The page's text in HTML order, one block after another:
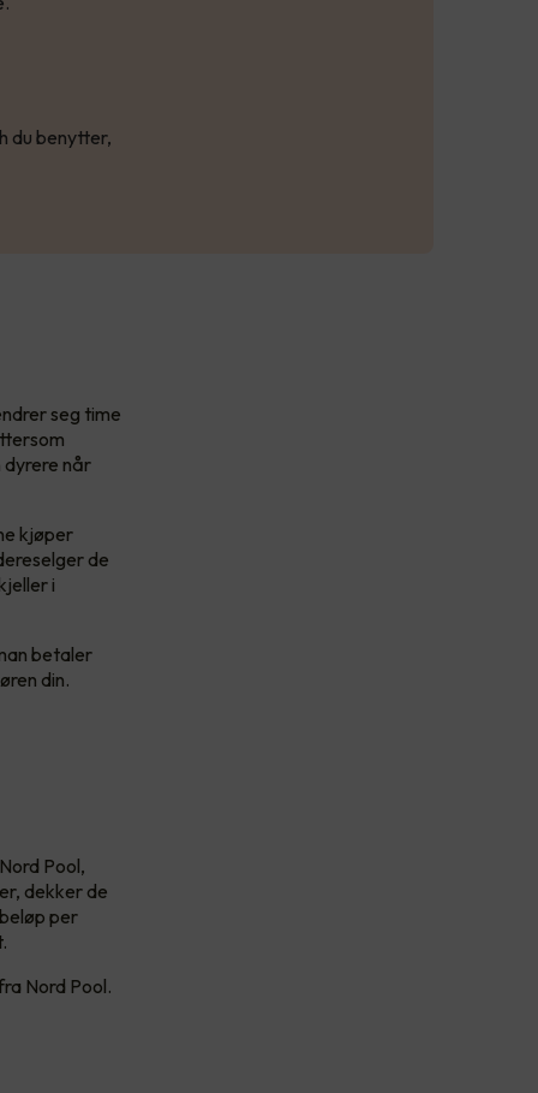
du benytter,
seg time
dyrere når
kjøper
de
i
betaler
din.
Pool,
dekker de
per
Nord Pool.